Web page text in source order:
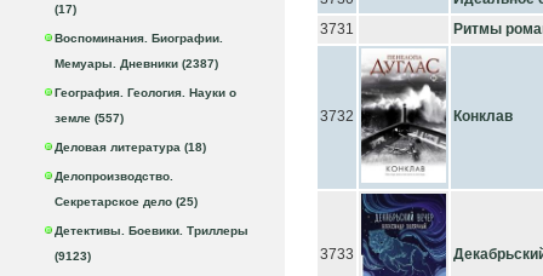
(17)
Воспоминания. Биографии.
Мемуары. Дневники (2387)
География. Геология. Науки о
земле (557)
Деловая литература (18)
Делопроизводство.
Секретарское дело (25)
Детективы. Боевики. Триллеры
(9123)
3731
Ритмы
3732 Конклав
3733